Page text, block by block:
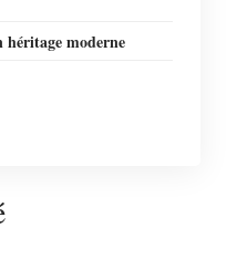
héritage moderne